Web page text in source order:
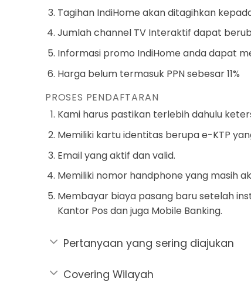
Tagihan IndiHome akan ditagihkan
Jumlah channel TV Interaktif dapat
Informasi promo IndiHome anda dapat
Harga belum termasuk PPN sebesar 11%
PROSES PENDAFTARAN
Kami harus pastikan terlebih dahulu
Memiliki kartu identitas berupa e-KTP
Email yang aktif dan valid.
Memiliki nomor handphone yang masih
Membayar biaya pasang baru setelah
Kantor Pos dan juga Mobile Banking.
Pertanyaan yang sering diajukan
Covering Wilayah